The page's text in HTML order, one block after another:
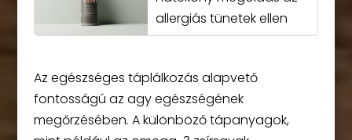
allergiás tünetek ellen
Az egészséges táplálkozás alapvető
fontosságú az agy egészségének
megőrzésében. A különböző tápanyagok,